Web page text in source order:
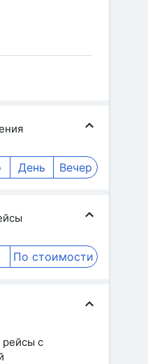
День Вечер
По стоимости
рейсы с